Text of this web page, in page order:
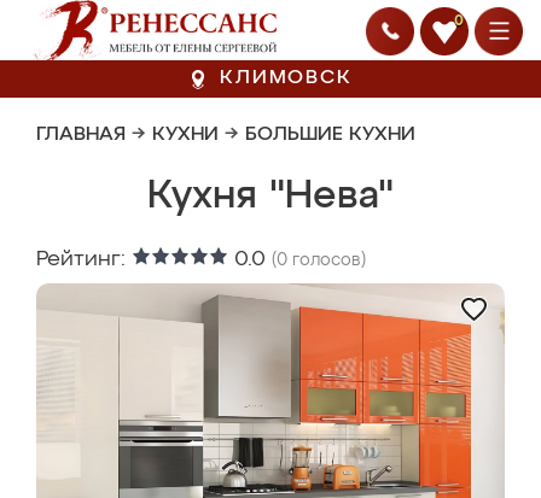
0
КЛИМОВСК
ГЛАВНАЯ → КУХНИ → БОЛЬШИЕ КУХНИ
Кухня "Нева"
Рейтинг: 0.0 (0 голосов)